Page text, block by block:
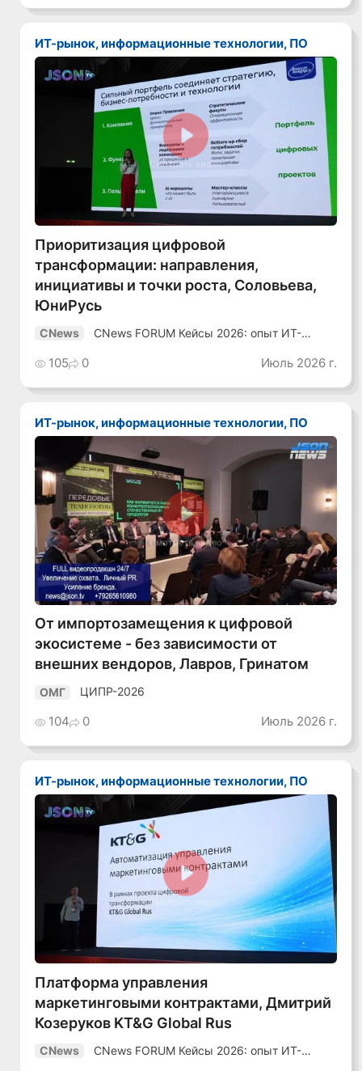
ИТ-рынок, информационные технологии, ПО
Смотреть видео
Приоритизация цифровой
трансформации: направления,
инициативы и точки роста, Соловьева,
ЮниРусь
CNews
CNews FORUM Кейсы 2026: опыт ИТ-
105 0 Июль 2026 г.
ИТ-рынок, информационные технологии, ПО
Смотреть видео
От импортозамещения к цифровой
экосистеме - без зависимости от
внешних вендоров, Лавров, Гринатом
ОМГ ЦИПР-2026
104 0 Июль 2026 г.
ИТ-рынок, информационные технологии, ПО
Смотреть видео
Платформа управления
маркетинговыми контрактами, Дмитрий
Козеруков KT&G Global Rus
CNews
CNews FORUM Кейсы 2026: опыт ИТ-